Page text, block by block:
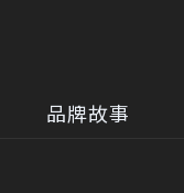
品牌故事